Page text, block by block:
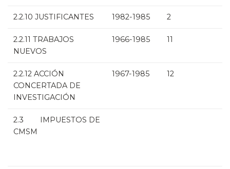
2.2.10 JUSTIFICANTES 1982-1985 2
2.2.11 TRABAJOS
NUEVOS
1966-1985 11
2.2.12 ACCIÓN
CONCERTADA DE
INVESTIGACIÓN
1967-1985 12
2.3 IMPUESTOS DE
CMSM